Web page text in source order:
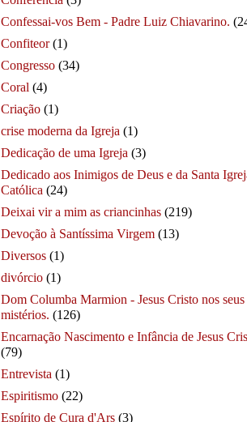
Confessai-vos Bem - Padre Luiz Chiavarino.
Confiteor (1)
Congresso (34)
Coral (4)
Criação (1)
crise moderna da Igreja (1)
Dedicação de uma Igreja (3)
Dedicado aos Inimigos de Deus e da Santa
Católica (24)
Deixai vir a mim as criancinhas (219)
Devoção à Santíssima Virgem (13)
Diversos (1)
divórcio (1)
Dom Columba Marmion - Jesus Cristo nos seus
mistérios. (126)
Encarnação Nascimento e Infância de Jesus
(79)
Entrevista (1)
Espiritismo (22)
Espírito de Cura d'Ars (3)